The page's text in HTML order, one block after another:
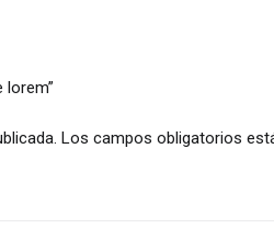
lorem”
Los campos obligatorios